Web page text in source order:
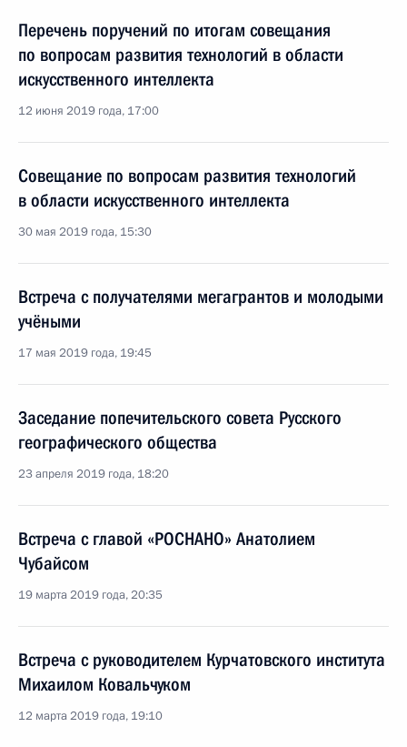
Перечень поручений по итогам совещания
по вопросам развития технологий в области
искусственного интеллекта
12 июня 2019 года, 17:00
Совещание по вопросам развития технологий
в области искусственного интеллекта
30 мая 2019 года, 15:30
Встреча с получателями мегагрантов и молодыми
учёными
17 мая 2019 года, 19:45
Заседание попечительского совета Русского
географического общества
23 апреля 2019 года, 18:20
Встреча с главой «РОСНАНО» Анатолием
Чубайсом
19 марта 2019 года, 20:35
Встреча с руководителем Курчатовского института
Михаилом Ковальчуком
12 марта 2019 года, 19:10